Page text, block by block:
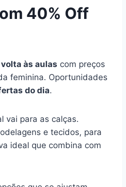
40% Off
às aulas com preços
feminina. Oportunidades
do dia.
vai para as calças.
e tecidos, para
ideal que combina com